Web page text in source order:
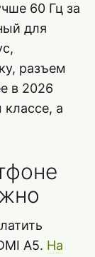
60 Гц за
для
разъем
в 2026
а
A5. На